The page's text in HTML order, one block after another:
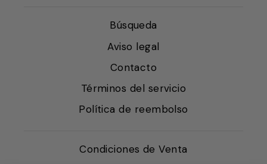
Búsqueda
Aviso legal
Contacto
Términos del servicio
Política de reembolso
Condiciones de Venta